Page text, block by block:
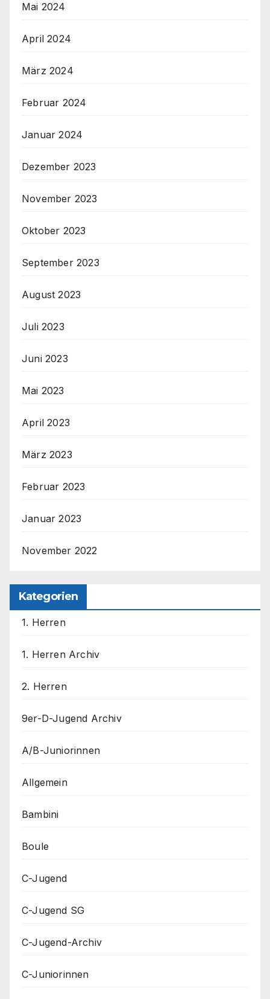
Mai 2024
April 2024
März 2024
Februar 2024
Januar 2024
Dezember 2023
November 2023
Oktober 2023
September 2023
August 2023
Juli 2023
Juni 2023
Mai 2023
April 2023
März 2023
Februar 2023
Januar 2023
November 2022
Kategorien
1. Herren
1. Herren Archiv
2. Herren
9er-D-Jugend Archiv
A/B-Juniorinnen
Allgemein
Bambini
Boule
C-Jugend
C-Jugend SG
C-Jugend-Archiv
C-Juniorinnen